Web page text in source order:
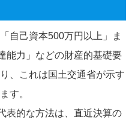
自己資本500万円以上」ま
能力」などの財産的基礎要
、これは国土交通省が示す
す。
表的な方法は、直近決算の